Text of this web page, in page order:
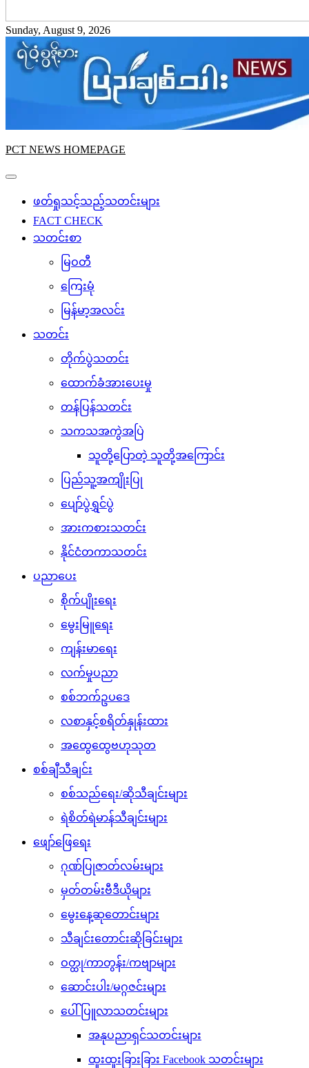
Sunday, August 9, 2026
PCT NEWS HOMEPAGE
ဖတ်ရှုသင့်သည့်သတင်းများ
FACT CHECK
သတင်းစာ
မြဝတီ
ကြေးမုံ
မြန်မာ့အလင်း
သတင်း
တိုက်ပွဲသတင်း
ထောက်ခံအားပေးမှု
တန်ပြန်သတင်း
သကသအကွဲအပြဲ
သူတို့ပြောတဲ့ သူတို့အကြောင်း
ပြည်သူ့အကျိုးပြု
ပျော်ပွဲရွှင်ပွဲ
အားကစားသတင်း
နိုင်ငံတကာသတင်း
ပညာပေး
စိုက်ပျိုးရေး
မွေးမြူရေး
ကျန်းမာရေး
လက်မှုပညာ
စစ်ဘက်ဥပဒေ
လစာနှင့်စရိတ်နှုန်းထား
အထွေထွေဗဟုသုတ
စစ်ချီသီချင်း
စစ်သည်ရေး/ဆိုသီချင်းများ
ရဲစိတ်ရဲမာန်သီချင်းများ
ဖျော်ဖြေရေး
ဂုဏ်ပြုဇာတ်လမ်းများ
မှတ်တမ်းဗီဒီယိုများ
မွေးနေ့ဆုတောင်းများ
သီချင်းတောင်းဆိုခြင်းများ
ဝတ္ထု/ကာတွန်း/ကဗျာများ
ဆောင်းပါး/မဂ္ဂဇင်းများ
ပေါ်ပြူလာသတင်းများ
အနုပညာရှင်သတင်းများ
ထူးထူးခြားခြား Facebook သတင်းများ